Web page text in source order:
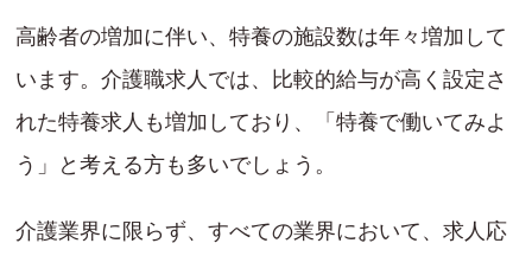
高齢者の増加に伴い、特養の施設数は年々増加して
います。介護職求人では、比較的給与が高く設定さ
れた特養求人も増加しており、「特養で働いてみよ
う」と考える方も多いでしょう。
介護業界に限らず、すべての業界において、求人応